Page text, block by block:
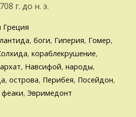
г. до н. э.
Греция
, боги, Гиперия, Гомер,
, кораблекрушение,
, Навсифой, народы,
, острова, Перибея, Посейдон,
феаки, Эвримедонт